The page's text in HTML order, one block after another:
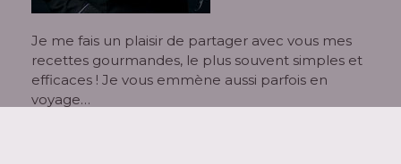
Je me fais un plaisir de partager avec vous mes
recettes gourmandes, le plus souvent simples et
efficaces ! Je vous emmène aussi parfois en
voyage…